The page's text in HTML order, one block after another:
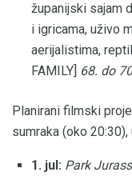
županijski sajam
i igricama, uživo
aerijalistima,
FAMILY] 68. do
Planirani filmski
sumraka (oko 20:30),
1. jul: Park